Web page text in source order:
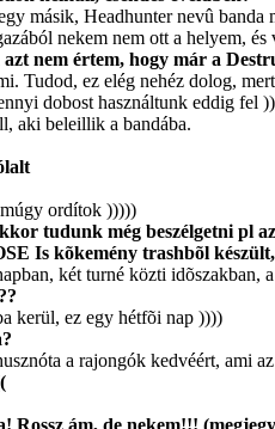
másik, Headhunter nevû
nekem nem ott a helyem,
nem értem, hogy már a
Tudod, ez elég nehéz dolog,
dobost használtunk eddig fel
aki beleillik a bandába.
ordítok )))))
tudunk még beszélgetni pl
Is kõkemény trashbõl
két turné közti idõszakban,
kerül, ez egy hétfõi nap ))))
a rajongók kedvéért,
Rossz ám, de nekem!!!